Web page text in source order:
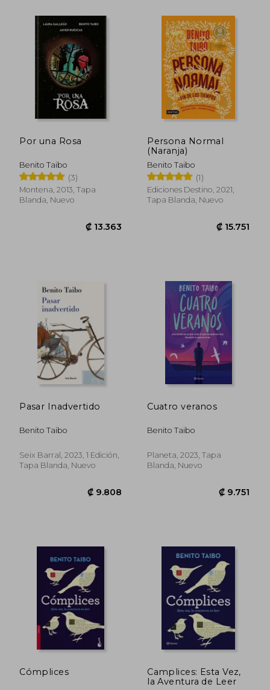
Por una Rosa
Benito Taibo
(3)
Montena, 2013, Tapa
Blanda, Nuevo
Persona Normal
(Naranja)
Benito Taibo
(1)
Ediciones Destino, 2021,
Tapa Blanda, Nuevo
Pasar Inadvertido
Benito Taibo
Seix Barral, 2023, 1 Edición,
Tapa Blanda, Nuevo
Cuatro veranos
Benito Taibo
Planeta, 2023, Tapa
Blanda, Nuevo
Cómplices
Camplices: Esta Vez,
la Aventura de Leer